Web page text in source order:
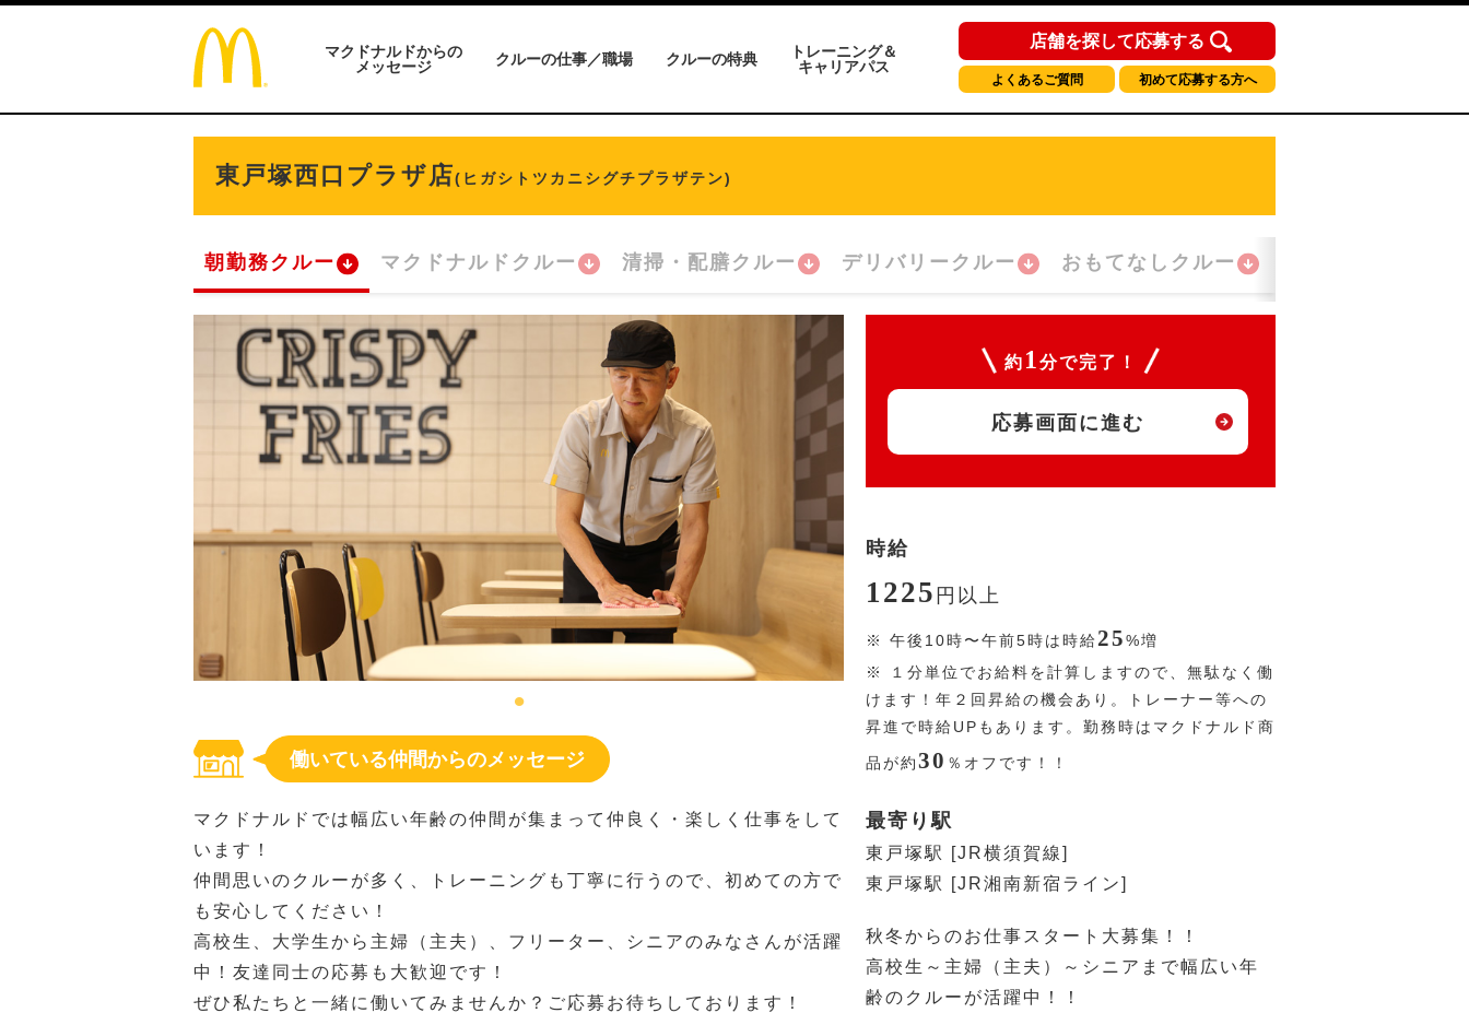
マクドナルドからの
メッセージ
クルーの仕事／職場 クルーの特典
トレーニング＆
キャリアパス
店舗を探して応募する
よくあるご質問 初めて応募する方へ
東戸塚西口プラザ店(ヒガシトツカニシグチプラザテン)
朝勤務クルー マクドナルドクルー 清掃・配膳クルー デリバリークルー おもてなしクルー
働いている仲間からのメッセージ
マクドナルドでは幅広い年齢の仲間が集まって仲良く・楽しく仕事をして
います！
仲間思いのクルーが多く、トレーニングも丁寧に行うので、初めての方で
も安心してください！
高校生、大学生から主婦（主夫）、フリーター、シニアのみなさんが活躍
中！友達同士の応募も大歓迎です！
ぜひ私たちと一緒に働いてみませんか？ご応募お待ちしております！
約 1 分で完了！
応募画面に進む
時給
1225 円 以上
※ 午後10時〜午前5時は時給25%増
※
１分単位でお給料を計算しますので、無駄なく働
けます！年２回昇給の機会あり。トレーナー等への
昇進で時給UPもあります。勤務時はマクドナルド商
品が約30 ％ オフです！！
最寄り駅
東戸塚駅 [JR横須賀線]
東戸塚駅 [JR湘南新宿ライン]
秋冬からのお仕事スタート大募集！！
高校生～主婦（主夫）～シニアまで幅広い年
齢のクルーが活躍中！！